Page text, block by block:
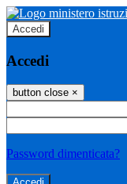
Accedi
Accedi
button close ×
Password dimenticata?